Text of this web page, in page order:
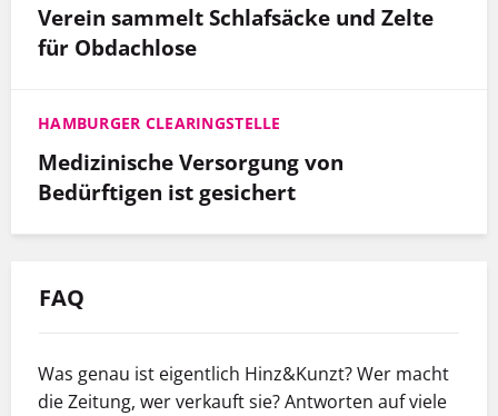
Verein sammelt Schlafsäcke und Zelte
für Obdachlose
HAMBURGER CLEARINGSTELLE
Medizinische Versorgung von
Bedürftigen ist gesichert
FAQ
Was genau ist eigentlich Hinz&Kunzt? Wer macht
die Zeitung, wer verkauft sie? Antworten auf viele